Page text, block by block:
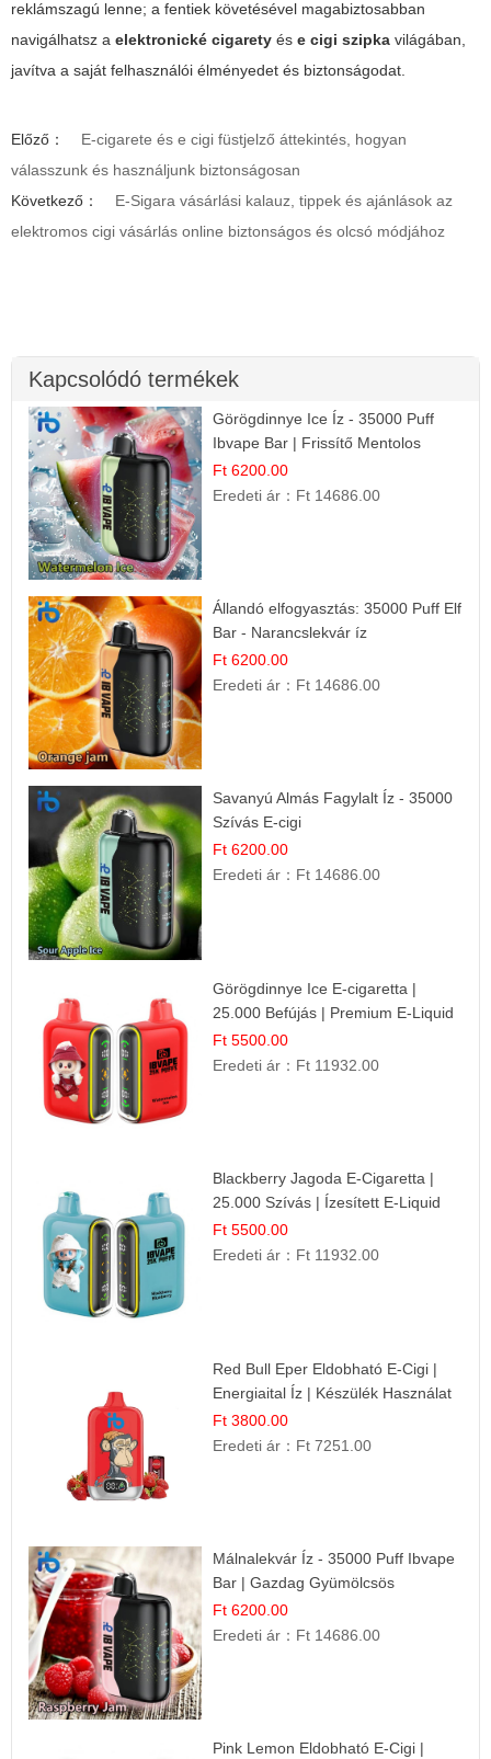
reklámszagú lenne; a fentiek követésével magabiztosabban
navigálhatsz a elektronické cigarety és e cigi szipka világában,
javítva a saját felhasználói élményedet és biztonságodat.
Előző：
E-cigarete és e cigi füstjelző áttekintés, hogyan
válasszunk és használjunk biztonságosan
Következő：
E-Sigara vásárlási kalauz, tippek és ajánlások az
elektromos cigi vásárlás online biztonságos és olcsó módjához
Kapcsolódó termékek
Görögdinnye Ice Íz - 35000 Puff
Ibvape Bar | Frissítő Mentolos
Élmény!
Ft 6200.00
Eredeti ár： Ft 14686.00
Állandó elfogyasztás: 35000 Puff Elf
Bar - Narancslekvár íz
Ft 6200.00
Eredeti ár： Ft 14686.00
Savanyú Almás Fagylalt Íz - 35000
Szívás E-cigi
Ft 6200.00
Eredeti ár： Ft 14686.00
Görögdinnye Ice E-cigaretta |
25.000 Befújás | Premium E-Liquid
Ft 5500.00
Eredeti ár： Ft 11932.00
Blackberry Jagoda E-Cigaretta |
25.000 Szívás | Ízesített E-Liquid
Ft 5500.00
Eredeti ár： Ft 11932.00
Red Bull Eper Eldobható E-Cigi |
Energiaital Íz | Készülék Használat
Ft 3800.00
Eredeti ár： Ft 7251.00
Málnalekvár Íz - 35000 Puff Ibvape
Bar | Gazdag Gyümölcsös
Ízélmény!
Ft 6200.00
Eredeti ár： Ft 14686.00
Pink Lemon Eldobható E-Cigi |